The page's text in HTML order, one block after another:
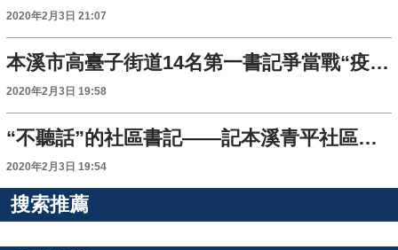
2020年2月3日 21:07
本溪市高臺子街道14名第一書記爭當戰“疫”急先鋒
2020年2月3日 19:58
“不聽話”的社區書記——記本溪青平社區黨委書記代麗娜
2020年2月3日 19:54
搜索推薦